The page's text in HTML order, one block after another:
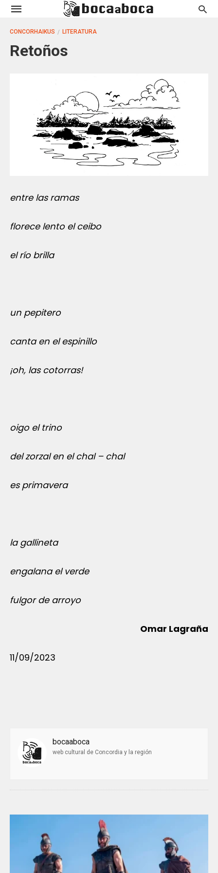
CONCORHAIKUS LITERATURA
Retoños
entre las ramas
florece lento el ceibo
el río brilla
un pepitero
canta en el espinillo
¡oh, las cotorras!
oigo el trino
del zorzal en el chal – chal
es primavera
la gallineta
engalana el verde
fulgor de arroyo
Omar Lagraña
11/09/2023
bocaaboca
web cultural de Concordia y la región